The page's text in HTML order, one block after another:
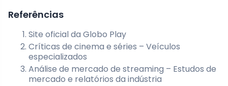
Referências
Site oficial da Globo Play
Críticas de cinema e séries – Veículos
especializados
Análise de mercado de streaming – Estudos de
mercado e relatórios da indústria